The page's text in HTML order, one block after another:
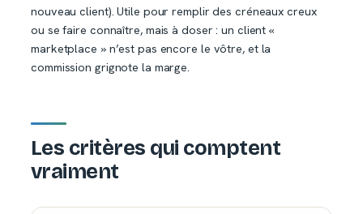
nouveau client). Utile pour remplir des créneaux creux
ou se faire connaître, mais à doser : un client «
marketplace » n’est pas encore le vôtre, et la
commission grignote la marge.
Les critères qui comptent
vraiment